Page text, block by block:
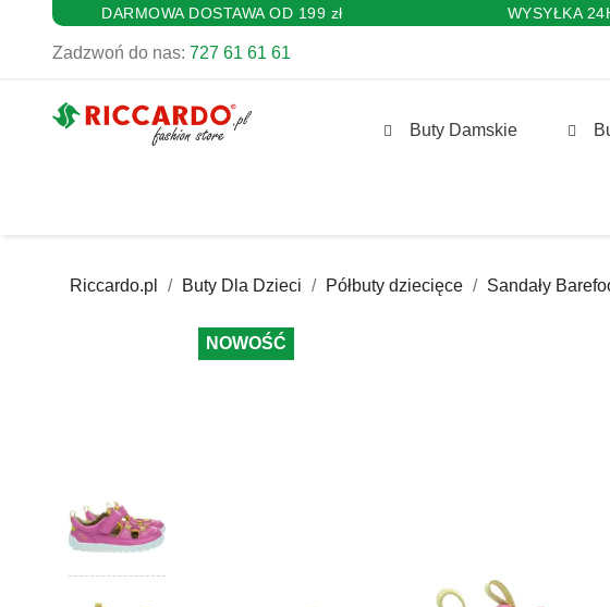
DARMOWA DOSTAWA OD 199 zł WYSYŁKA
Zadzwoń do nas: 727 61 61 61
Buty Damskie
Riccardo.pl Buty Dla Dzieci Półbuty dziecięce Sandały
NOWOŚĆ